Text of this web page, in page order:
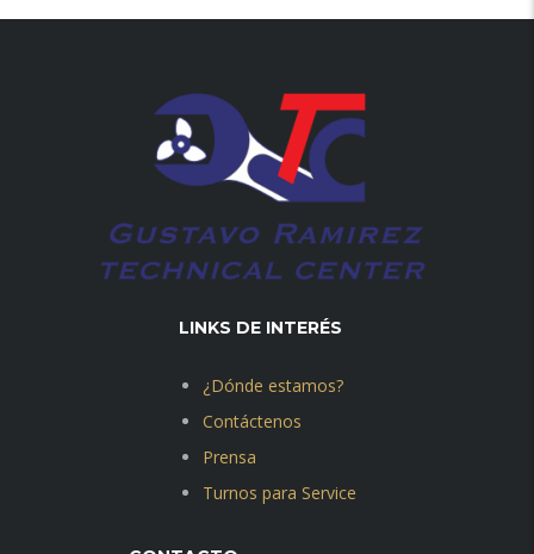
LINKS DE INTERÉS
¿Dónde estamos?
Contáctenos
Prensa
Turnos para Service